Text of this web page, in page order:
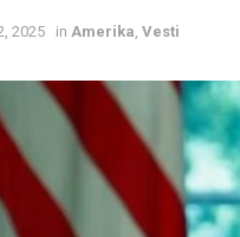
2025 in Amerika Vesti